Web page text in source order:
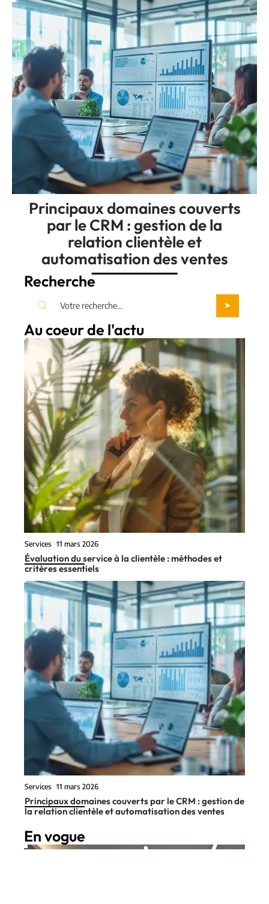
Principaux domaines couverts
par le CRM : gestion de la
relation clientèle et
automatisation des ventes
Recherche
Au coeur de l'actu
Services 11 mars 2026
Évaluation du service à la clientèle : méthodes et
critères essentiels
Services 11 mars 2026
Principaux domaines couverts par le CRM : gestion de
la relation clientèle et automatisation des ventes
En vogue